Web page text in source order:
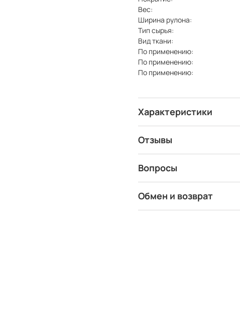
Вес:
Ширина рулона:
Тип сырья:
Вид ткани:
По применению:
По применению:
По применению:
Характеристики
Отзывы
Вопросы
Обмен и возврат